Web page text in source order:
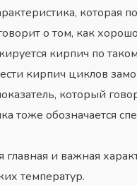
которая
о том, как
кирпич по
кирпич циклов
который
тоже обозначается
главная и важная
температур.